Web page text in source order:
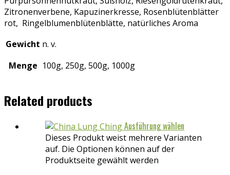
Zitronenverbene, Kapuzinerkresse, Rosenblütenblätter
rot, Ringelblumenblütenblätte, natürliches Aroma
Gewicht n. v.
Menge 100g, 250g, 500g, 1000g
Related products
Ausführung wählen
Dieses Produkt weist mehrere Varianten
auf. Die Optionen können auf der
Produktseite gewählt werden